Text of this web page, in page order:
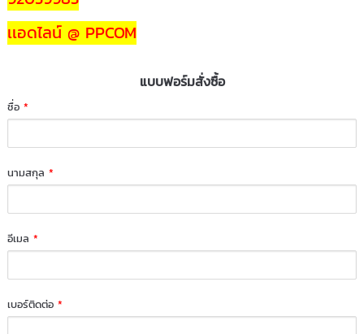
เเอดไลน์ @ PPCOM
แบบฟอร์มสั่งซื้อ
ชื่อ*
นามสกุล*
อีเมล*
เบอร์ติดต่อ*